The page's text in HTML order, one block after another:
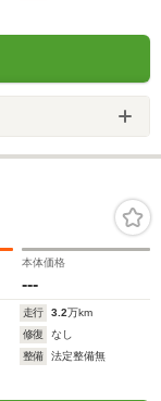
本体価格
---
走行 3.2万km
修復
なし
整備
法定整備無